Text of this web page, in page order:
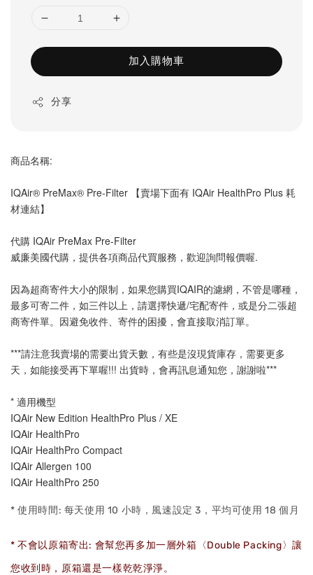
加入購物車
分享
商品名稱:
IQAir® PreMax® Pre-Filter 【賣場下面有 IQAir HealthPro Plus 耗
材連結】
代購 IQAir PreMax Pre-Filter
威廉美國代購，提供各項商品代買服務，歡迎詢問報價喔.
因為超商寄件大小的限制，如果您購買IQAIR的濾網，不管是哪種，
最多可寄二件，如三件以上，請選擇快遞/宅配寄件，或是分二張超
商寄件單。因避免收件、寄件的困擾，會直接取消訂單。
***請注意我賣場的需要出貨天數，有些是沒現貨庫存，需要更多
天，如能接受再下單喔!!! 出貨時，會再訊息通知您，謝謝啦***
* 適用機型
IQAir New Edition HealthPro Plus / XE
IQAir HealthPro
IQAir HealthPro Compact
IQAir Allergen 100
IQAir HealthPro 250
* 使用時間: 每天使用 10 小時，風速設定 3，平均可使用 18 個月
* 不會以原箱寄出: 會幫您再多加一層外箱〈Double Packing〉讓
您收到時，原箱還是一樣乾乾淨淨。